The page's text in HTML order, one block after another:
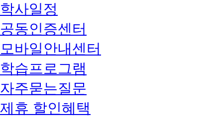
학사일정
공동인증센터
모바일안내센터
학습프로그램
자주묻는질문
제휴 할인혜택